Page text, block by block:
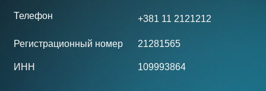
Телефон +381 11 2121212
Регистрационный номер 21281565
ИНН 109993864